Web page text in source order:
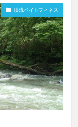
渓流ベイトフィネス